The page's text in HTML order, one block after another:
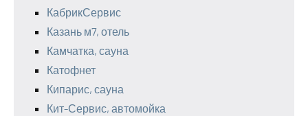
КабрикСервис
Казань м7, отель
Камчатка, сауна
Катофнет
Кипарис, сауна
Кит-Сервис, автомойка